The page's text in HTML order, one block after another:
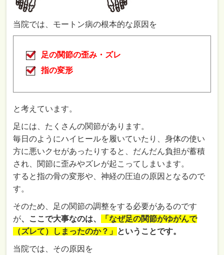
当院では、モートン病の根本的な原因を
足の関節の歪み・ズレ
指の変形
と考えています。
足には、たくさんの関節があります。
毎日のようにハイヒールを履いていたり、身体の使い
方に悪いクセがあったりすると、だんだん負担が蓄積
され、関節に歪みやズレが起こってしまいます。
すると指の骨の変形や、神経の圧迫の原因となるので
す。
そのため、足の関節の調整をする必要があるのです
が、ここで大事なのは、
「なぜ足の関節がゆがんで
（ズレて）しまったのか？」
ということです。
当院では、その原因を